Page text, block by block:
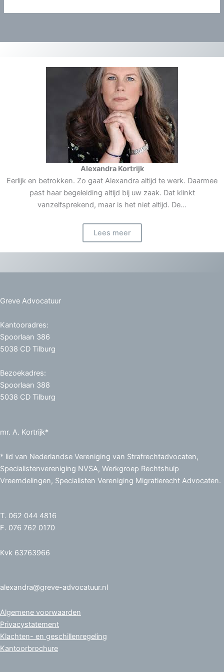
Alexandra Kortrijk
Eerlijk en betrokken. Zo gaat Alexandra altijd te werk. Daarmee
past haar begeleiding altijd bij uw zaak. Dat klinkt
vanzelfsprekend, maar is het niet altijd. De...
Lees meer
Greve Advocatuur
Kantooradres:
Spoorlaan 386
5038 CD Tilburg
Bezoekadres:
Spoorlaan 388
5038 CD Tilburg
mr. A. Kortrijk*
* lid van Nederlandse Vereniging van Strafrechtadvocaten,
Specialistenvereniging NVSA, Werkgroep Rechtshulp
Vreemdelingen, Specialisten Vereniging Migratierecht Advocaten.
T. 062 044 4816
F. 076 762 0170
Kvk 63763966
alexandra@greve-advocatuur.nl
Algemene voorwaarden
Privacystatement
Klachten- en geschillenregeling
Kantoorbrochure